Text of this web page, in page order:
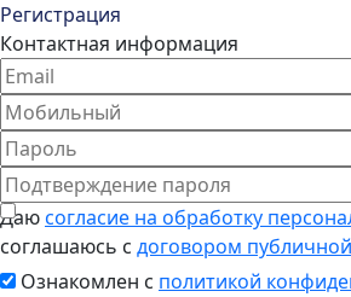
Регистрация
Контактная информация
Даюсогласие на обработку
соглашаюсь с договором
Ознакомлен с политикой